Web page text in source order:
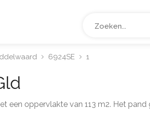
6924SE 1
een oppervlakte van 113 m2. Het